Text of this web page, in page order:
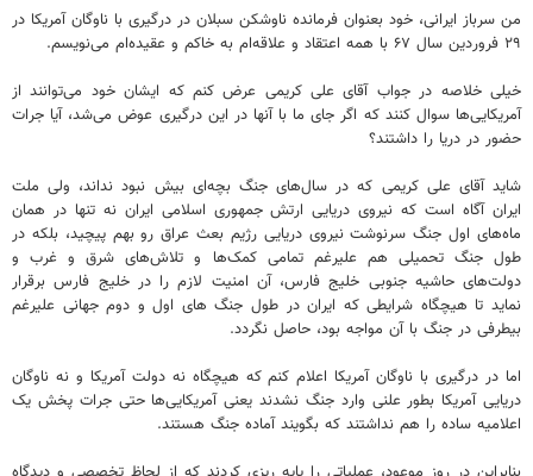
من سرباز ایرانی، خود بعنوان فرمانده ناوشکن سبلان در درگیری با ناوگان آمریکا در
۲۹ فروردین سال ۶۷ با همه اعتقاد و علاقه‌ام به خاکم و عقیده‌ام می‌نویسم.
خیلی خلاصه در جواب آقای علی کریمی عرض کنم که ایشان خود می‌توانند از
آمریکایی‌ها سوال کنند که اگر جای ما با آنها در این درگیری عوض می‌شد، آیا جرات
حضور در دریا را داشتند؟
شاید آقای علی کریمی که در سال‌های جنگ بچه‌ای بیش نبود نداند، ولی ملت
ایران آگاه است که نیروی دریایی ارتش جمهوری اسلامی ایران نه تنها در همان
ماه‌های اول جنگ سرنوشت نیروی دریایی رژیم بعث عراق رو بهم پیچید، بلکه در
طول جنگ تحمیلی هم علیرغم تمامی کمک‌ها و تلاش‌های شرق و غرب و
دولت‌های حاشیه جنوبی خلیج فارس، آن امنیت لازم را در خلیج فارس برقرار
نماید تا هیچگاه شرایطی که ایران در طول جنگ های اول و دوم جهانی علیرغم
بیطرفی در جنگ با آن مواجه بود، حاصل نگردد.
اما در درگیری با ناوگان آمریکا اعلام کنم که هیچگاه نه دولت آمریکا و نه ناوگان
دریایی آمریکا بطور علنی وارد جنگ نشدند یعنی آمریکایی‌ها حتی جرات پخش یک
اعلامیه ساده را هم نداشتند که بگویند آماده جنگ هستند.